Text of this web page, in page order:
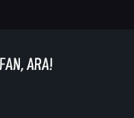
se culpable de